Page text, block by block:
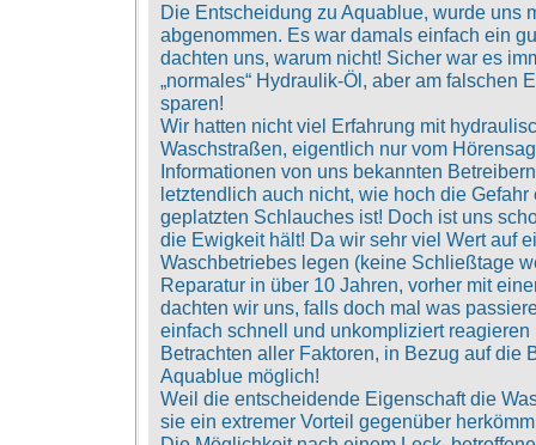
Die Entscheidung zu Aquablue, wurde uns
abgenommen. Es war damals einfach ein
dachten uns, warum nicht! Sicher war es
„normales“ Hydraulik-Öl, aber am falschen
sparen!
Wir hatten nicht viel Erfahrung mit
Waschstraßen, eigentlich nur vom
Informationen von uns bekannten
letztendlich auch nicht, wie hoch die
geplatzten Schlauches ist! Doch ist uns
die Ewigkeit hält! Da wir sehr viel Wert auf
Waschbetriebes legen (keine Schließtage
Reparatur in über 10 Jahren, vorher mit
dachten wir uns, falls doch mal was
einfach schnell und unkompliziert
Betrachten aller Faktoren, in Bezug auf die
Aquablue möglich!
Weil die entscheidende Eigenschaft die
sie ein extremer Vorteil gegenüber